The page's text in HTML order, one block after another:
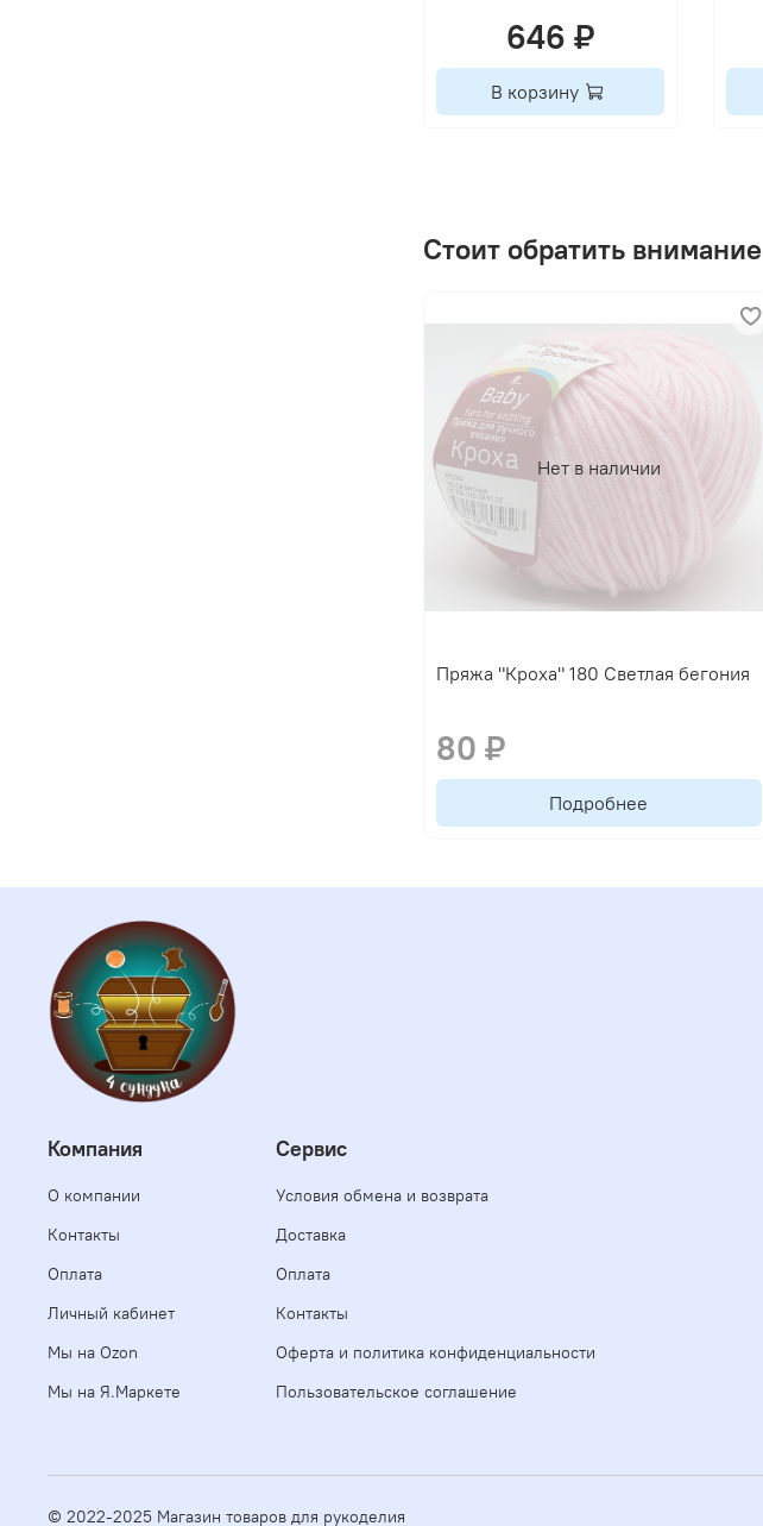
646 ₽
В корзину
Стоит обратить внимание
Нет в наличии
Пряжа "Кроха" 180 Светлая бегония
80 ₽
Подробнее
Компания
О компании
Контакты
Оплата
Личный кабинет
Мы на Ozon
Мы на Я.Маркете
Сервис
Условия обмена и возврата
Доставка
Оплата
Контакты
Оферта и политика конфиденциальности
Пользовательское соглашение
© 2022-2025 Магазин товаров для рукоделия